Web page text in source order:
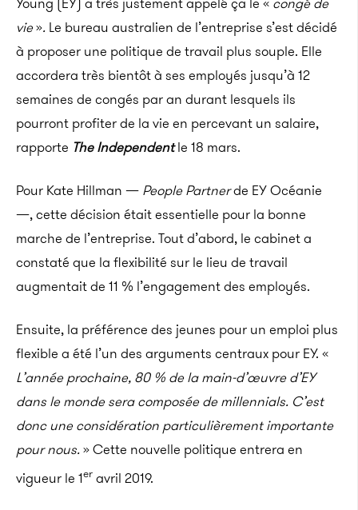
vie». Le bureau australien de l’entreprise s’est décidé
à proposer une politique de travail plus souple. Elle
accordera très bientôt à ses employés jusqu’à 12
semaines de congés par an durant lesquels ils
pourront profiter de la vie en percevant un salaire,
rapporte The Independentle 18 mars.
Pour Kate Hillman — People Partnerde EY Océanie
—, cette décision était essentielle pour la bonne
marche de l’entreprise. Tout d’abord, le cabinet a
constaté que la flexibilité sur le lieu de travail
augmentait de 11 % l’engagement des employés.
Ensuite, la préférence des jeunes pour un emploi plus
flexible a été l’un des arguments centraux pour EY. «
L’année prochaine, 80 % de la main-d’œuvre d’EY
dans le monde sera composée de millennials. C’est
donc une considération particulièrement importante
pour nous.» Cette nouvelle politique entrera en
vigueur le 1er avril 2019.